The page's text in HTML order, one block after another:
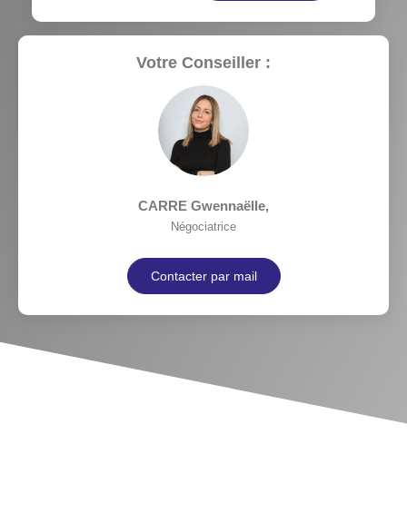
Votre Conseiller :
CARRE Gwennaëlle,
Négociatrice
Contacter par mail